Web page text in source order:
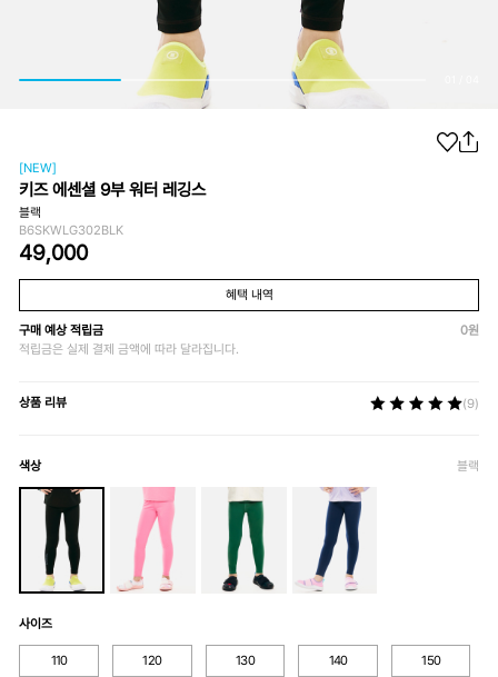
[NEW]
키즈 에센셜 9부 워터 레깅스
블랙
B6SKWLG302BLK
49,000
혜택 내역
구매 예상 적립금 0원
적립금은 실제 결제 금액에 따라 달라집니다.
상품 리뷰 (9)
색상 블랙
사이즈
110 120 130 140 150